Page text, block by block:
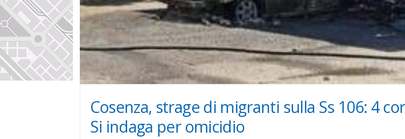
Cosenza, strage di migranti sulla Ss 106: 4
Si indaga per omicidio